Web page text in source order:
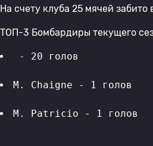
На счету клуба 25 мячей забито
ТОП-3 Бомбардиры текущего
- 20 голов
M. Chaigne - 1 голов
M. Patricio - 1 голов